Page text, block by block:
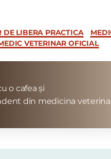
DE LIBERA PRACTICA
VETERINAR OFICIAL
o cafea și
din medicina